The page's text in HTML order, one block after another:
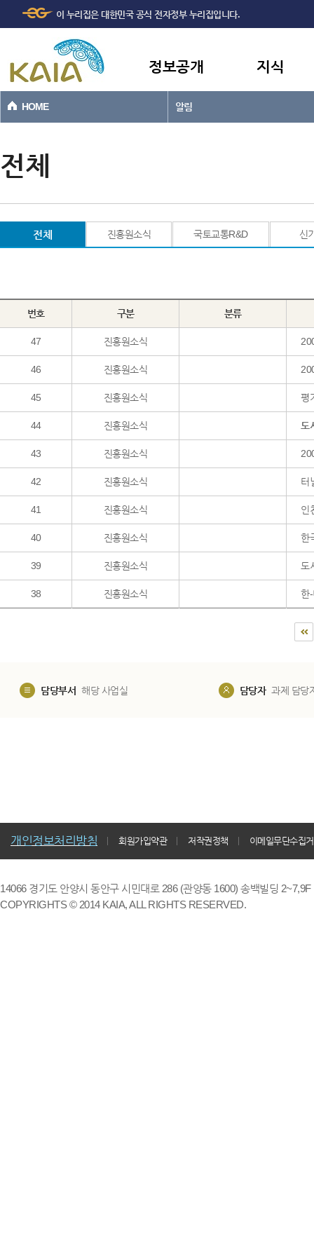
본문바로가기
이 누리집은 대한민국 공식 전자정부 누리집입니다.
정보공개 지식
HOME 알림
전체
전체 진흥원소식 국토교통R&D 신
번호 구분 분류
47 진흥원소식
46 진흥원소식
45 진흥원소식 평
44 진흥원소식 도
43 진흥원소식
42 진흥원소식 터
41 진흥원소식 인
40 진흥원소식 한
39 진흥원소식 도
38 진흥원소식 한
담당부서 해당 사업실 담당자 과제 담당
개인정보처리방침 회원가입약관 저작권정책 이메일무단수집
14066 경기도 안양시 동안구 시민대로 286 (관양동 1600) 송백빌딩
COPYRIGHTS © 2014 KAIA, ALL RIGHTS RESERVED.